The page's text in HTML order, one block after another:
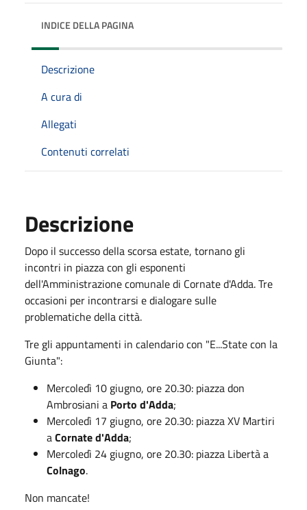
INDICE DELLA PAGINA
Descrizione
A cura di
Allegati
Contenuti correlati
Descrizione
Dopo il successo della scorsa estate, tornano gli
incontri in piazza con gli esponenti
dell'Amministrazione comunale di Cornate d'Adda. Tre
occasioni per incontrarsi e dialogare sulle
problematiche della città.
Tre gli appuntamenti in calendario con "E...State con la
Giunta":
Mercoledì 10 giugno, ore 20.30: piazza don
Ambrosiani a Porto d'Adda;
Mercoledì 17 giugno, ore 20.30: piazza XV Martiri
aCornate d'Adda;
Mercoledì 24 giugno, ore 20.30: piazza Libertà a
Colnago.
Non mancate!